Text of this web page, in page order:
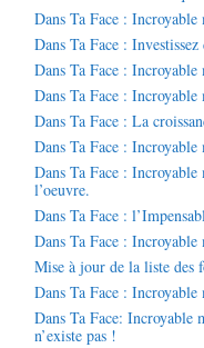
Dans Ta Face :
Dans Ta Face :
Dans Ta Face :
Dans Ta Face :
Dans Ta Face : La
Dans Ta Face :
Dans Ta Face :
l’oeuvre.
Dans Ta Face :
Dans Ta Face :
Mise à jour de la liste des
Dans Ta Face : Incroyable
Dans Ta Face: Incroyable
n’existe pas !